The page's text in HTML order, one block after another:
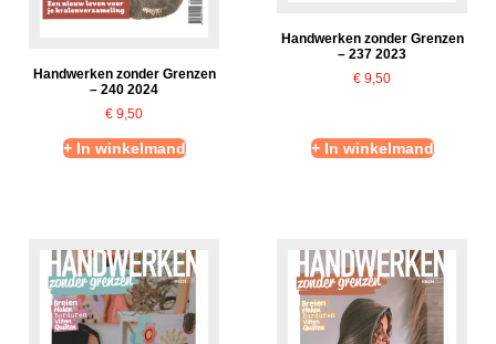
Handwerken zonder Grenzen
– 240 2024
€ 9,50
+ In winkelmand
Handwerken zonder Grenzen
– 237 2023
€ 9,50
+ In winkelmand